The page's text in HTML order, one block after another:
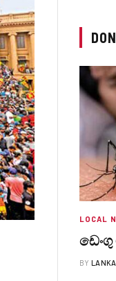
LOCAL
BY